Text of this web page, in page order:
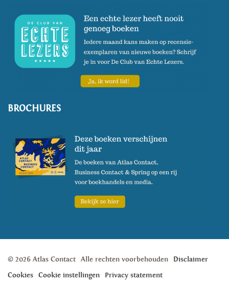
BROCHURES
© 2026 Atlas Contact Alle rechten voorbehouden
Disclaimer
Cookies
Cookie instellingen Privacy statement